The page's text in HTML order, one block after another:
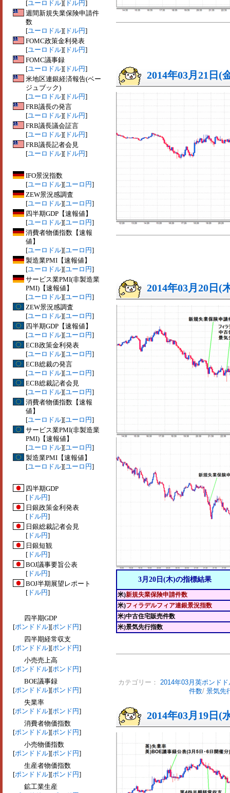
[ユーロドル][ ドル円]
週間新規失業保険申請件
数
[ユーロドル][ ドル円]
FOMC政策金利発表
[ユーロドル][ ドル円]
FOMC議事録
[ユーロドル][ ドル円]
米地区連銀経済報告(ベー
ジュブック)
[ユーロドル][ ドル円]
FRB議長の発言
[ユーロドル][ ドル円]
FRB議長議会証言
[ユーロドル][ ドル円]
FRB議長記者会見
[ユーロドル][ ドル円]
IFO景況指数
[ユーロドル][ユーロ円]
ZEW景況感調査
[ユーロドル][ユーロ円]
四半期GDP【速報値】
[ユーロドル][ユーロ円]
消費者物価指数【速報
値】
[ユーロドル][ユーロ円]
製造業PMI【速報値】
[ユーロドル][ユーロ円]
サービス業PMI(非製造業
PMI)【速報値】
[ユーロドル][ユーロ円]
ZEW景況感調査
[ユーロドル][ユーロ円]
四半期GDP【速報値】
[ユーロドル][ユーロ円]
ECB政策金利発表
[ユーロドル][ユーロ円]
ECB総裁の発言
[ユーロドル][ユーロ円]
ECB総裁記者会見
[ユーロドル][ユーロ円]
消費者物価指数【速報
値】
[ユーロドル][ユーロ円]
サービス業PMI(非製造業
PMI)【速報値】
[ユーロドル][ユーロ円]
製造業PMI【速報値】
[ユーロドル][ユーロ円]
四半期GDP
[ ドル円]
日銀政策金利発表
[ ドル円]
日銀総裁記者会見
[ ドル円]
日銀短観
[ ドル円]
BOJ議事要旨公表
[ ドル円]
BOJ半期展望レポート
[ ドル円]
四半期GDP
[ポンドドル][ポンド円]
四半期経常収支
[ポンドドル][ポンド円]
小売売上高
[ポンドドル][ポンド円]
BOE議事録
[ポンドドル][ポンド円]
失業率
[ポンドドル][ポンド円]
消費者物価指数
[ポンドドル][ポンド円]
小売物価指数
[ポンドドル][ポンド円]
生産者物価指数
[ポンドドル][ポンド円]
鉱工業生産
2014年03月21日(
2014年03月20日(
3月20日(木)の指標結果
米)新規失業保険申請件数
米)フィラデルフィア連銀景況指数
米)中古住宅販売件数
米)景気先行指数
カテゴリー： 2014年03月英ポンドド
件数/ 景気先
2014年03月19日(